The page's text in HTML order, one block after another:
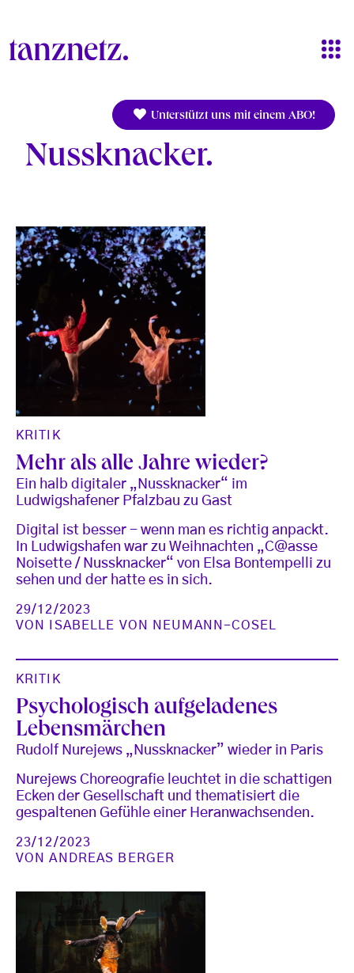
Unterstützt uns mit einem ABO!
Nussknacker
KRITIK
Mehr als alle Jahre wieder?
Ein halb digitaler „Nussknacker“ im
Ludwigshafener Pfalzbau zu Gast
Digital ist besser - wenn man es richtig anpackt.
In Ludwigshafen war zu Weihnachten „C@asse
Noisette / Nussknacker“ von Elsa Bontempelli zu
sehen und der hatte es in sich.
29/12/2023
VON
ISABELLE VON NEUMANN-COSEL
KRITIK
Psychologisch aufgeladenes
Lebensmärchen
Rudolf Nurejews „Nussknacker” wieder in Paris
Nurejews Choreografie leuchtet in die schattigen
Ecken der Gesellschaft und thematisiert die
gespaltenen Gefühle einer Heranwachsenden.
23/12/2023
VONANDREAS BERGER